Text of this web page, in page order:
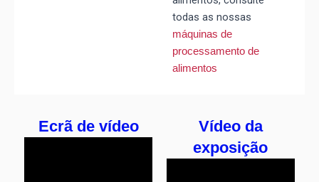
todas as nossas
máquinas de
processamento de
alimentos
Ecrã de vídeo
Vídeo da
exposição